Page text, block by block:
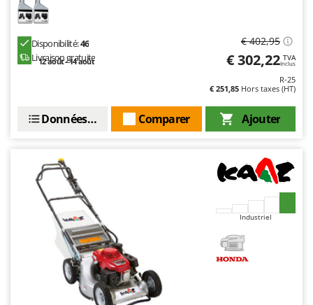
Mockmill
More than chef
MOSA
MOVA
Nilfisk
Ninja
Novatec
Novital
NuAir
NuovaFac
Disponibilité:46
Livraison gratuite
12 août - 14 août
€ 402,95
€ 302,22 TVA
Inclus
R-25
€ 251,85 Hors taxes (HT)
Ajouter
Comparer
Données techniques
Industriel